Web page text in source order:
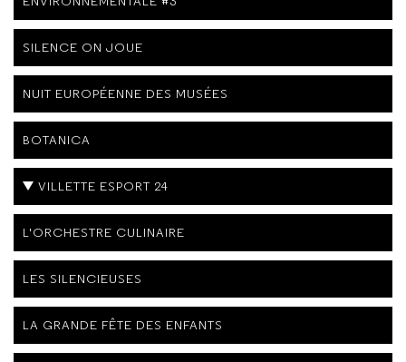
SILENCE ON JOUE
NUIT EUROPÉENNE DES MUSÉES
BOTANICA
VILLETTE ESPORT 24
L'ORCHESTRE CULINAIRE
LES SILENCIEUSES
LA GRANDE FÊTE DES ENFANTS